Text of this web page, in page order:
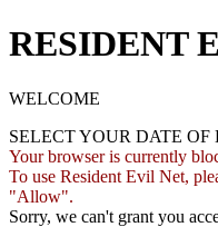
RESIDENT
WELCOME
SELECT YOUR DATE OF
Your browser is currently
To use Resident Evil Net,
"Allow".
Sorry, we can't grant you